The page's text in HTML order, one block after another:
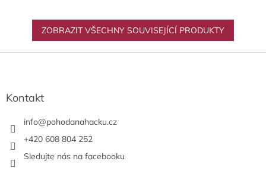
ZOBRAZIT VŠECHNY SOUVISEJÍCÍ PRODUKTY
Kontakt
info@pohodanahacku.cz
+420 608 804 252
Sledujte nás na facebooku